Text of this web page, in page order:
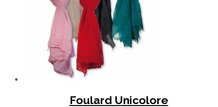
Foulard Unicolore